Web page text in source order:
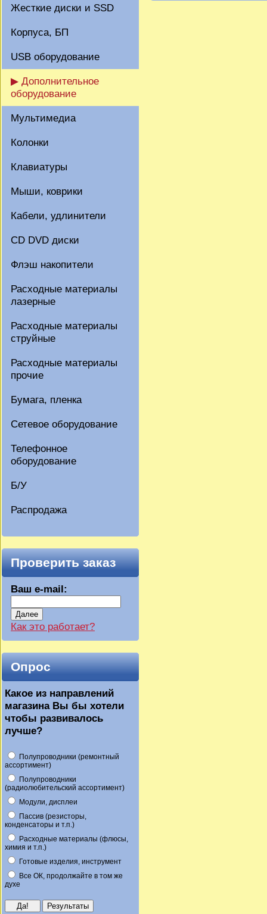
Жесткие диски и SSD
Корпуса, БП
USB оборудование
▶ Дополнительное
оборудование
Мультимедиа
Колонки
Клавиатуры
Мыши, коврики
Кабели, удлинители
CD DVD диски
Флэш накопители
Расходные материалы
лазерные
Расходные материалы
струйные
Расходные материалы
прочие
Бумага, пленка
Сетевое оборудование
Телефонное
оборудование
Б/У
Распродажа
Проверить заказ
Ваш e-mail:
Далее
Как это работает?
Опрос
Какое из направлений
магазина Вы бы хотели
чтобы развивалось
лучше?
Полупроводники (ремонтный
ассортимент)
Полупроводники
(радиолюбительский ассортимент)
Модули, дисплеи
Пассив (резисторы,
конденсаторы и т.п.)
Расходные материалы (флюсы,
химия и т.п.)
Готовые изделия, инструмент
Все ОК, продолжайте в том же
духе